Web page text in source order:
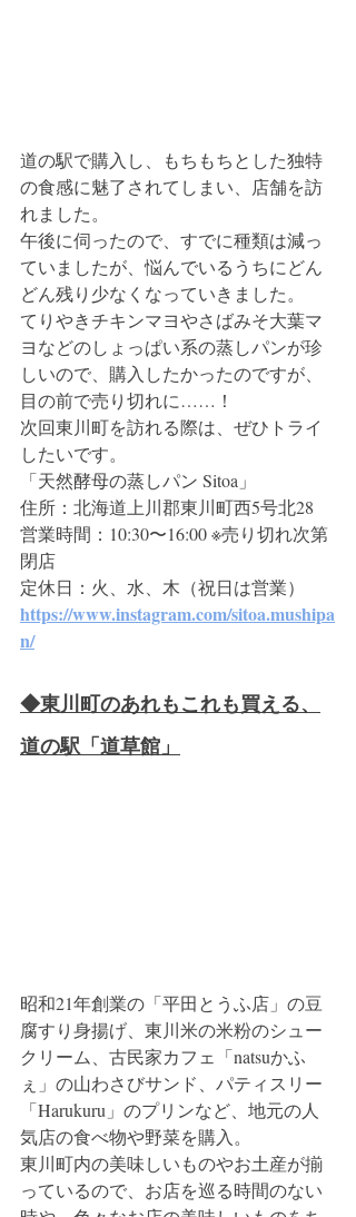
道の駅で購入し、もちもちとした独特
の食感に魅了されてしまい、店舗を訪
れました。
午後に伺ったので、すでに種類は減っ
ていましたが、悩んでいるうちにどん
どん残り少なくなっていきました。
てりやきチキンマヨやさばみそ大葉マ
ヨなどのしょっぱい系の蒸しパンが珍
しいので、購入したかったのですが、
目の前で売り切れに……！
次回東川町を訪れる際は、ぜひトライ
したいです。
「天然酵母の蒸しパン Sitoa」
住所：北海道上川郡東川町西5号北28
営業時間：10:30〜16:00 ※売り切れ次第
閉店
定休日：火、水、木（祝日は営業）
https://www.instagram.com/sitoa.mushipa
n/
◆東川町のあれもこれも買える、
道の駅「道草館」
昭和21年創業の「平田とうふ店」の豆
腐すり身揚げ、東川米の米粉のシュー
クリーム、古民家カフェ「natsuかふ
ぇ」の山わさびサンド、パティスリー
「Harukuru」のプリンなど、地元の人
気店の食べ物や野菜を購入。
東川町内の美味しいものやお土産が揃
っているので、お店を巡る時間のない